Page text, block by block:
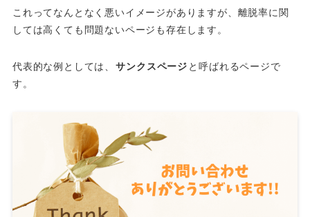
これってなんとなく悪いイメージがありますが、離脱率に関
しては高くても問題ないページも存在します。
代表的な例としては、 サンクスページ と呼ばれるページで
す。